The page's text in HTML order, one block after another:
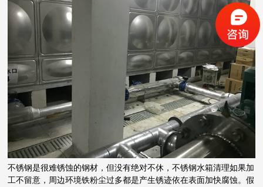
不锈钢是很难锈蚀的钢材，但没有绝对不休，不锈钢水箱清理如果加
工不留意，周边环境铁粉尘过多都是产生锈迹依在表面加快腐蚀。假